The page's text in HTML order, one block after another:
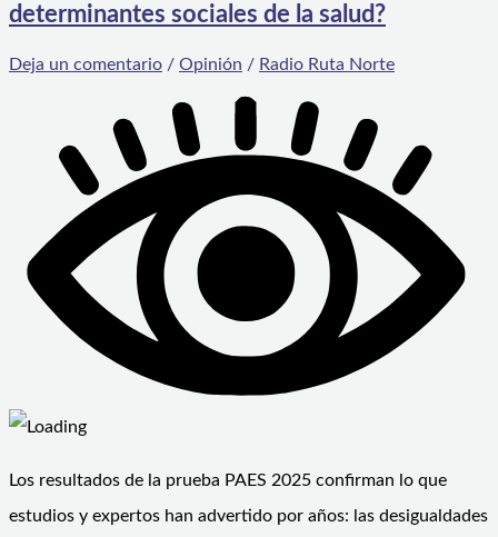
determinantes sociales de la salud?
Deja un comentario / Opinión / Radio Ruta Norte
Los resultados de la prueba PAES 2025 confirman lo que
estudios y expertos han advertido por años: las desigualdades